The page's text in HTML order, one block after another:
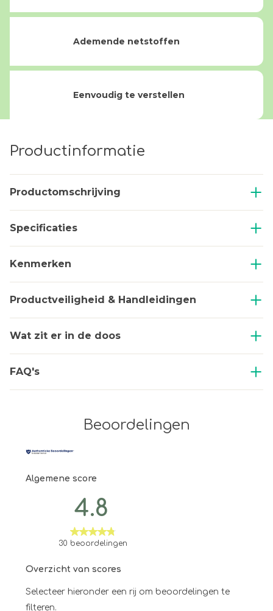
Productinformatie
Productomschrijving
Specificaties
Kenmerken
Productveiligheid & Handleidingen
Wat zit er in de doos
FAQ's
Ademende netstoffen
Eenvoudig te verstellen
Beoordelingen
Overzicht van scores
Selecteer hieronder een rij om beoordelingen te
filteren.
Algemene score
4.8
30 beoordelingen